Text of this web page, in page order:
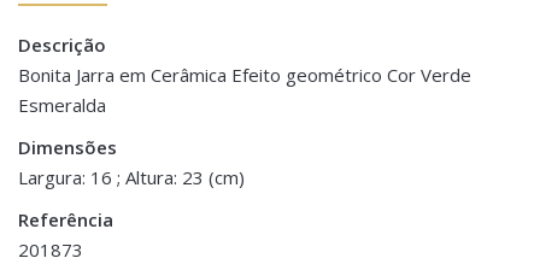
Descrição
Bonita Jarra em Cerâmica Efeito geométrico Cor Verde
Esmeralda
Dimensões
Largura: 16 ; Altura: 23 (cm)
Referência
201873
Peso 1 kg
Dimensões
There are no reviews yet.
Be the first to review “Jarra Cerâmica
Geométrico – Verde Esmeralda”
You must be <a href="https://www.homeart.pt/minha-
conta/">logged in</a> to post a review.